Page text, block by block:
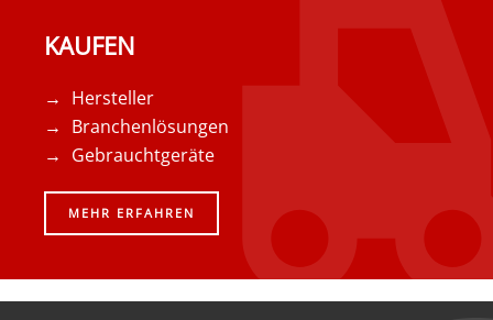
KAUFEN
Hersteller
Branchenlösungen
Gebrauchtgeräte
MEHR ERFAHREN